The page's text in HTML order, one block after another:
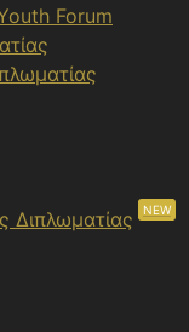
Forum
Διπλωματίας
NEW